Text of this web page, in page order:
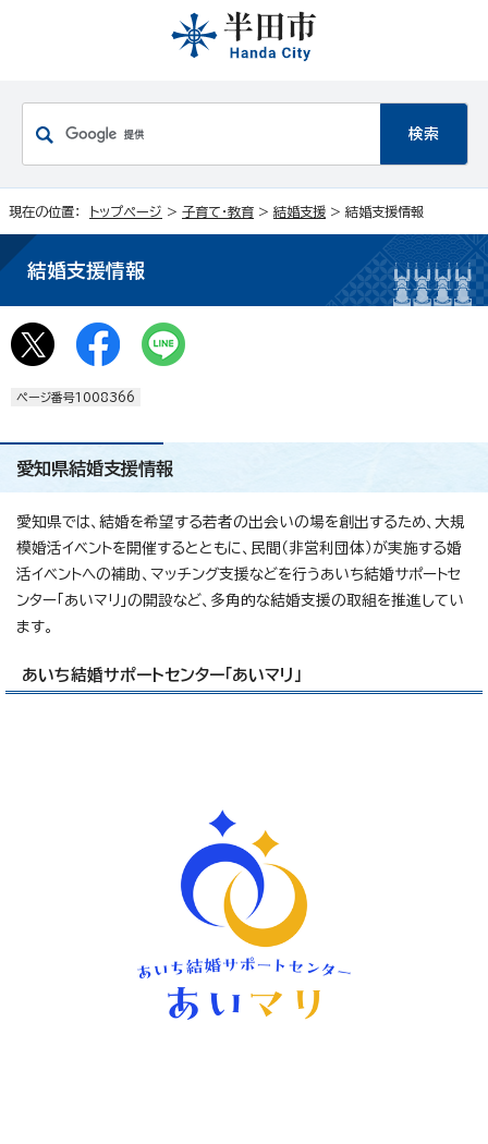
現在の位置： トップページ > 子育て・教育 > 結婚支援 > 結婚支援情報
結婚支援情報
ページ番号1008366
愛知県結婚支援情報
愛知県では、結婚を希望する若者の出会いの場を創出するため、大規
模婚活イベントを開催するとともに、民間（非営利団体）が実施する婚
活イベントへの補助、マッチング支援などを行うあいち結婚サポートセ
ンター「あいマリ」の開設など、多角的な結婚支援の取組を推進してい
ます。
あいち結婚サポートセンター「あいマリ」